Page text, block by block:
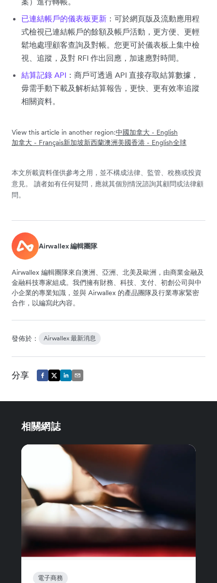
已連結帳戶的儀表板更新 ：可於網頁版及流動應用程
式檢視已連結帳戶的餘額及帳戶活動，更方便、更輕
鬆地處理顧客查詢及對帳。您更可於儀表板上集中檢
視、追蹤，及對 RFI 作出回應，加速應對時間。
結算記錄 API ：商戶可透過 API 直接存取結算數據，
毋需手動下載及解析結算報告，更快、更有效率追蹤
相關資料。
View this article in another region:中國加拿大 - English
加拿大 - Français新加坡新西蘭澳洲美國香港 - English全球
本文所載資料僅供參考之用，並不構成法律、監管、稅務或投資
意見。 讀者如有任何疑問，應就其個別情況諮詢其顧問或法律顧
問。
Airwallex 編輯團隊
Airwallex 編輯團隊來自澳洲、亞洲、北美及歐洲，由商業金融及
金融科技專家組成。我們擁有財務、科技、支付、初創公司與中
小企業的專業知識，並與 Airwallex 的產品團隊及行業專家緊密
合作，以編寫此內容。
發佈於： Airwallex 最新消息
分享
相關網誌
電子商務